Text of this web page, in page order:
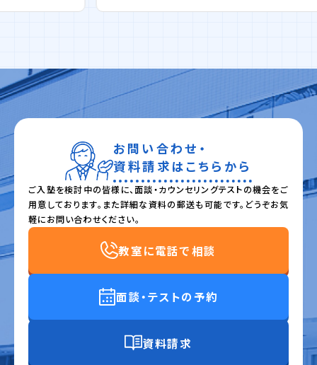
お問い合わせ・
資料請求はこちらから
ご入塾を検討中の皆様に、面談・カウンセリングテストの機会をご
用意しております。また詳細な資料の郵送も可能です。どうぞお気
軽にお問い合わせください。
教室に電話で相談
面談・テストの予約
資料請求